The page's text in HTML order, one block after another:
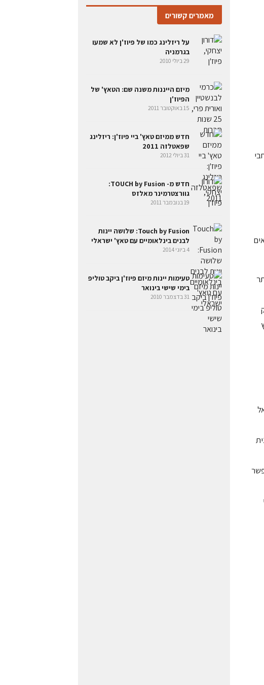
מאמרים קשורים
‏על ריזלינג כמו של פיוז'ן לא שמעו
בגרמניה
29 ביולי 2010
מיזם הייננות משנה שם: הטאץ' של
הפיוז'ן
15 באוקטובר 2011
חדש ממיזם טאץ' ביי פיוז'ן: ריזלינג
שפאטלזה 2011
31 ביולי 2012
חדש מ- TOUCH by Fusion:
גוורצטרמינר מאלזס
19 בנובמבר 2011
Touch by Fusion: שלושה יינות
לבנים בינלאומיים עם טאץ' ישראלי
4 ביוני 2014
טעימות יינות מיזם פיוז'ן ביקב טוליפ
בימי שישי בינואר
31 בדצמבר 2010